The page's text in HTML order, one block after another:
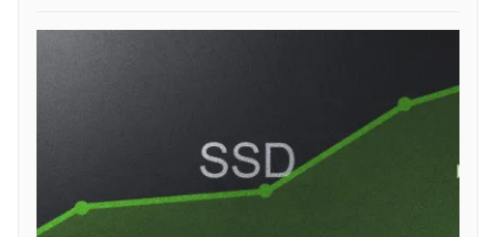
Theo dõi báo trên